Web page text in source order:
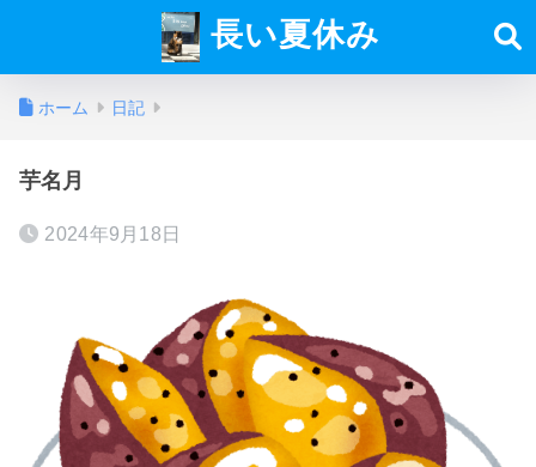
長い夏休み
ホーム 日記
芋名月
2024年9月18日